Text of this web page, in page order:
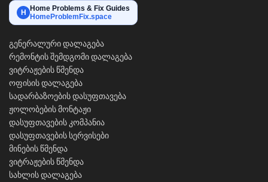
H Home Problems & Fix Guides
HomeProblemFix.space
გენერალური დალაგება
რემონტის შემდგომი დალაგება
ვიტრაჟების წმენდა
ოფისის დალაგება
სადარბაზოების დასუფთავება
ჟოლობების მონტაჟი
დასუფთავების კომპანია
დასუფთავების სერვისები
მინების წმენდა
ვიტრაჟების წმენდა
სახლის დალაგება